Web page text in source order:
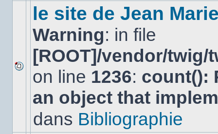
sujet.
Aucun
nouveau
message
non-
dans
le site de Jean
Warning: in file
[ROOT]/vendor/
on line 1236: count():
an object that
dans Bibliographie